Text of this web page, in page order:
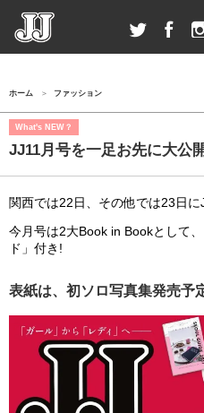
ホーム ファッション
What's NEW？
JJ11月号を一足お先に大公
関西では22日、その他では23日に
今月号は2大Book in Bookとして
ド」付き!
表紙は、初ソロ写真集発売予